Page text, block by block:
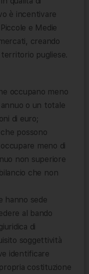
è incentivare
e Medie
creando
pugliese.
occupano meno
o un totale
di euro;
possono
meno di
non superiore
che non
hanno sede
al bando
di
soggettività
identificare
costituzione